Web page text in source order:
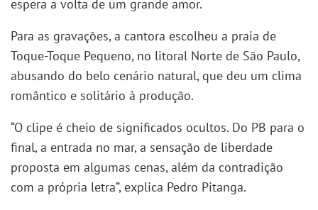
espera a volta de um grande amor.
Para as gravações, a cantora escolheu a praia de
Toque-Toque Pequeno, no litoral Norte de São Paulo,
abusando do belo cenário natural, que deu um clima
romântico e solitário à produção.
“O clipe é cheio de significados ocultos. Do PB para o
final, a entrada no mar, a sensação de liberdade
proposta em algumas cenas, além da contradição
com a própria letra”, explica Pedro Pitanga.